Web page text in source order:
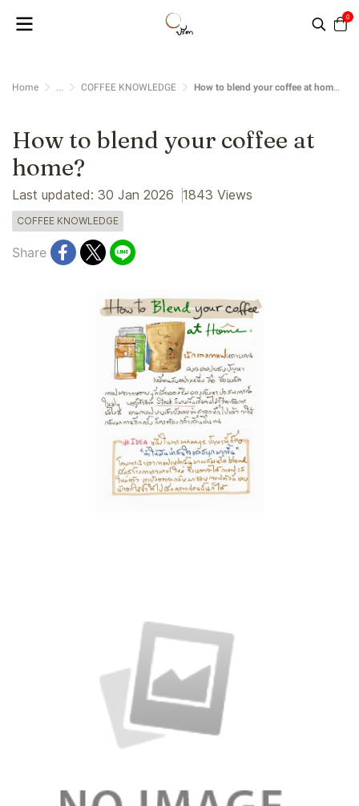
0
Home ... COFFEE KNOWLEDGE How to blend your coffee at home?
How to blend your coffee at
home?
Last updated: 30 Jan 2026 1843 Views
COFFEE KNOWLEDGE
Share